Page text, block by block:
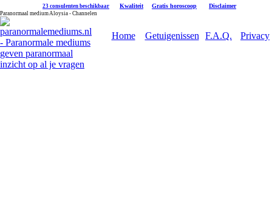
23 consulenten beschikbaar Kwaliteit Gratis horoscoop Disclaimer
Paranormaal medium Aloysia - Channelen
Home Getuigenissen F.A.Q. Privacy